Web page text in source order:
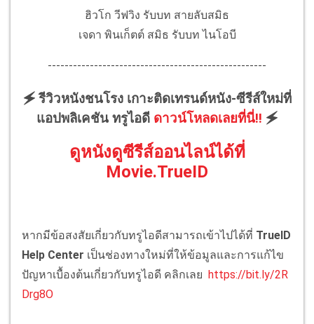
ฮิวโก วีฟวิง รับบท สายลับสมิธ
เจดา พินเก็ตต์ สมิธ รับบท ไนโอบี
----------------------------------------------------
🗲 รีวิวหนังชนโรง เกาะติดเทรนด์หนัง-ซีรีส์ใหม่ที่
แอปพลิเคชัน ทรูไอดี ดาวน์โหลดเลยที่นี่!! 🗲
ดูหนังดูซีรีส์ออนไลน์ได้ที่
Movie.TrueID
หากมีข้อสงสัยเกี่ยวกับทรูไอดีสามารถเข้าไปได้ที่ TrueID
Help Center เป็นช่องทางใหม่ที่ให้ข้อมูลและการแก้ไข
ปัญหาเบื้องต้นเกี่ยวกับทรูไอดี คลิกเลย https://bit.ly/2R
Drg8O